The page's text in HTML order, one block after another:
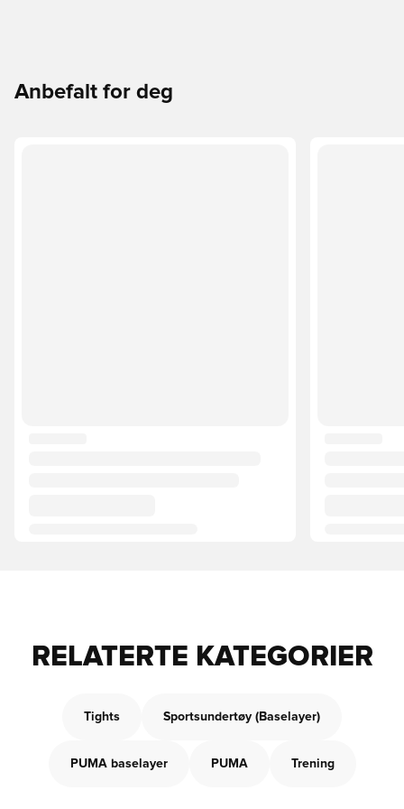
Anbefalt for deg
RELATERTE KATEGORIER
Tights Sportsundertøy (Baselayer)
PUMA baselayer PUMA Trening